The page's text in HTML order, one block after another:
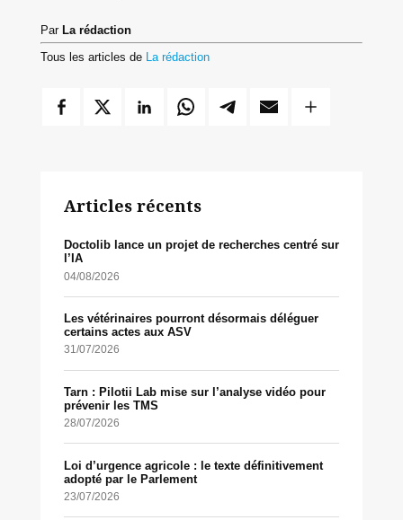
Par La rédaction
Tous les articles de
La rédaction
Articles récents
Doctolib lance un projet de recherches centré sur
l’IA
04/08/2026
Les vétérinaires pourront désormais déléguer
certains actes aux ASV
31/07/2026
Tarn : Pilotii Lab mise sur l’analyse vidéo pour
prévenir les TMS
28/07/2026
Loi d’urgence agricole : le texte définitivement
adopté par le Parlement
23/07/2026